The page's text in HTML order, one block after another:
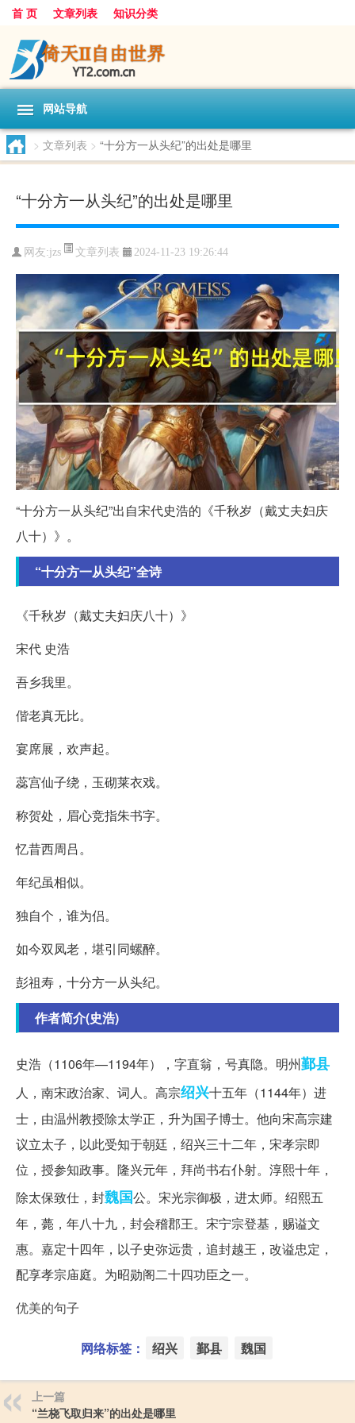
首 页 文章列表 知识分类
网站导航
> 文章列表 > “十分方一从头纪”的出处是哪里
“十分方一从头纪”的出处是哪里
网友:jzs 文章列表 2024-11-23 19:26:44
“十分方一从头纪”出自宋代史浩的《千秋岁（戴丈夫妇庆
八十）》。
“十分方一从头纪”全诗
《千秋岁（戴丈夫妇庆八十）》
宋代 史浩
吾乡我里。
偕老真无比。
宴席展，欢声起。
蕊宫仙子绕，玉砌莱衣戏。
称贺处，眉心竞指朱书字。
忆昔西周吕。
年纪虽相似。
独自个，谁为侣。
如今双凤老，堪引同螺醉。
彭祖寿，十分方一从头纪。
作者简介(史浩)
史浩（1106年—1194年），字直翁，号真隐。明州鄞县
人，南宋政治家、词人。高宗绍兴十五年（1144年）进
士，由温州教授除太学正，升为国子博士。他向宋高宗建
议立太子，以此受知于朝廷，绍兴三十二年，宋孝宗即
位，授参知政事。隆兴元年，拜尚书右仆射。淳熙十年，
除太保致仕，封魏国公。宋光宗御极，进太师。绍熙五
年，薨，年八十九，封会稽郡王。宋宁宗登基，赐谥文
惠。嘉定十四年，以子史弥远贵，追封越王，改谥忠定，
配享孝宗庙庭。为昭勋阁二十四功臣之一。
优美的句子
网络标签： 绍兴 鄞县 魏国
上一篇
“兰桡飞取归来”的出处是哪里